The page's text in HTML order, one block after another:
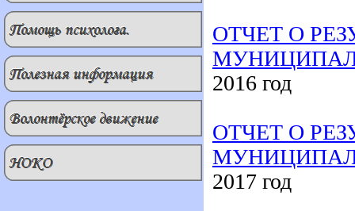
ОТЧЕТ О
2016 год
ОТЧЕТ О
2017 год